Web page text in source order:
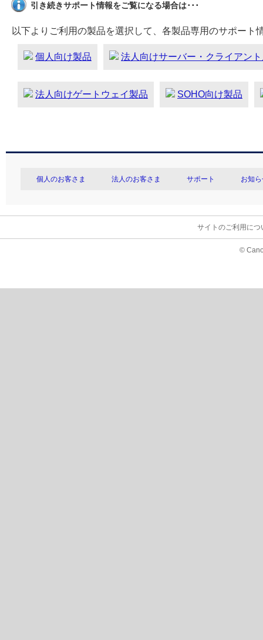
引き続きサポート情報をご覧になる場合は･･･
以下よりご利用の製品を選択して、各製品専用のサポート
個人向け製品 法人向けサーバー・クライアン
法人向けゲートウェイ製品 SOHO向け製品
個人のお客さま 法人のお客さま サポート お知
サイトのご利用につ
©